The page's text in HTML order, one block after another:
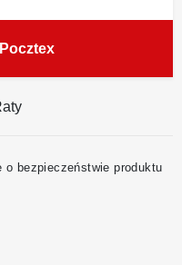
o bezpieczeństwie produktu